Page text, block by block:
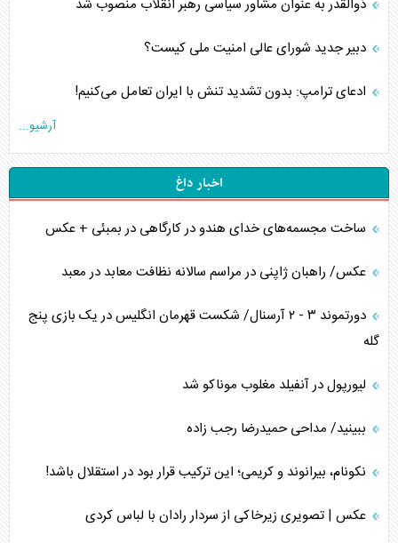
ذوالقدر به عنوان مشاور سیاسی رهبر انقلاب منصوب شد
دبیر جدید شورای عالی امنیت ملی کیست؟
ادعای ترامپ: بدون تشدید تنش با ایران تعامل می‌کنیم!
آرشیو...
اخبار داغ
ساخت مجسمه‌های خدای هندو در کارگاهی در بمبئی + عکس
عکس/ راهبان ژاپنی در مراسم سالانه نظافت معابد در معبد
دورتموند ۳ - ۲ آرسنال/ شکست قهرمان انگلیس در یک بازی پنج
گله
لیورپول در آنفیلد مغلوب موناکو شد
ببینید/ مداحی حمیدرضا رجب زاده
نکونام، بیرانوند و کریمی؛ این ترکیب قرار بود در استقلال باشد!
عکس | تصویری زیرخاکی از سردار رادان با لباس کردی